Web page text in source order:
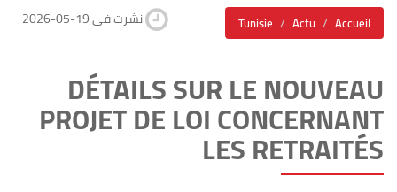
Tunisie Actu Accueil 2026-05-19 نشرت في
DÉTAILS SUR LE NOUVEAU
PROJET DE LOI CONCERNANT
LES RETRAITÉS